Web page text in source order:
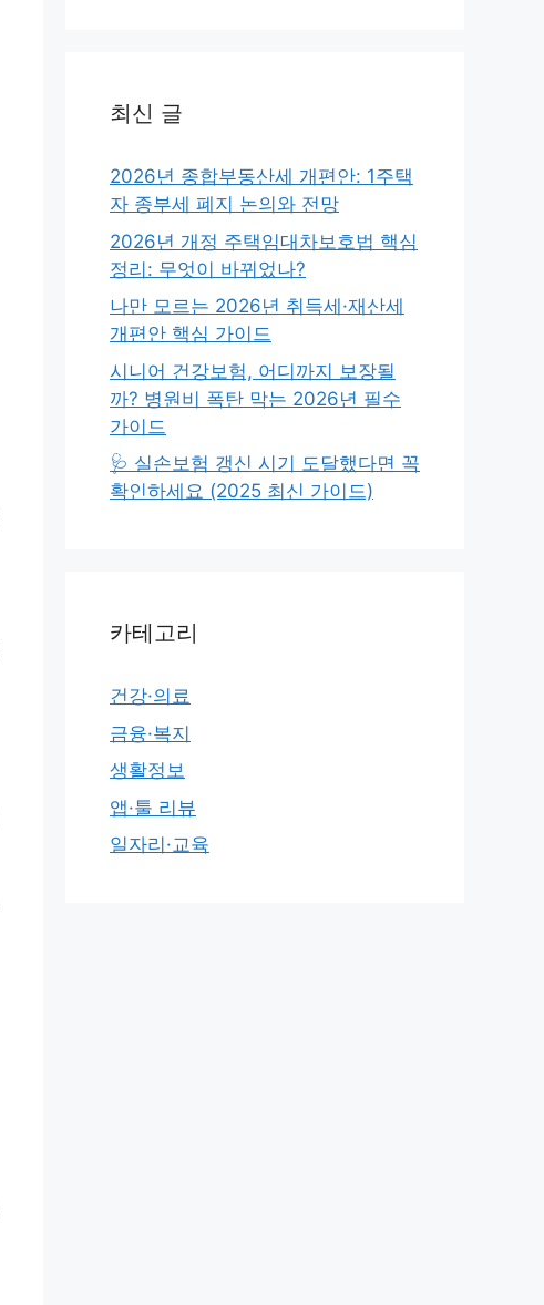
최신 글
2026년 종합부동산세 개편안: 1주택
자 종부세 폐지 논의와 전망
2026년 개정 주택임대차보호법 핵심
정리: 무엇이 바뀌었나?
나만 모르는 2026년 취득세·재산세
개편안 핵심 가이드
시니어 건강보험, 어디까지 보장될
까? 병원비 폭탄 막는 2026년 필수
가이드
🩺 실손보험 갱신 시기 도달했다면 꼭
확인하세요 (2025 최신 가이드)
카테고리
건강·의료
금융·복지
생활정보
앱·툴 리뷰
일자리·교육